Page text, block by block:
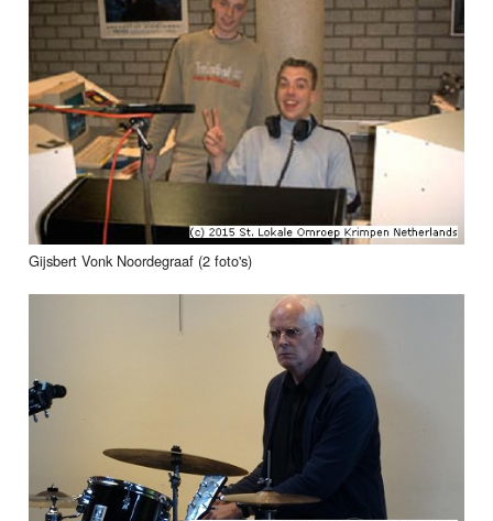
Gijsbert Vonk Noordegraaf (2 foto's)